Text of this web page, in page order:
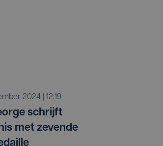
2024 | 12:19
schrijft
met zevende